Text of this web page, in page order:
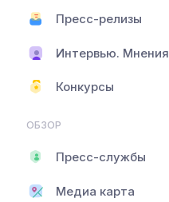
Пресс-релизы
Интервью. Мнения
Конкурсы
ОБЗОР
Пресс-службы
Медиа карта